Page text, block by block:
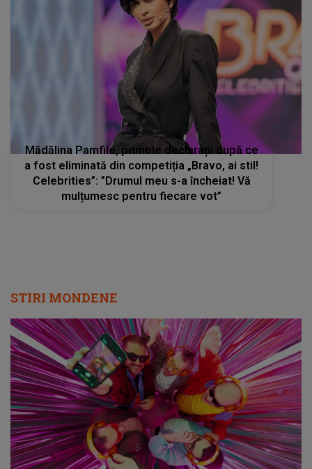
Mădălina Pamfile, primele declarații după ce
a fost eliminată din competiția „Bravo, ai stil!
Celebrities”: ”Drumul meu s-a încheiat! Vă
mulțumesc pentru fiecare vot”
STIRI MONDENE